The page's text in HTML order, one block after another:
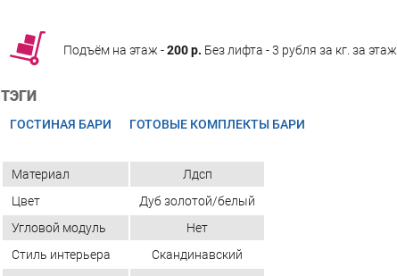
Подъём на этаж -200 р. Без лифта - 3 рубля за кг. за этаж.
ТЭГИ
ГОСТИНАЯ БАРИ ГОТОВЫЕ КОМПЛЕКТЫ БАРИ
Материал
Лдсп
Цвет
Дуб золотой/белый
Угловой модуль
Нет
Стиль интерьера
Скандинавский